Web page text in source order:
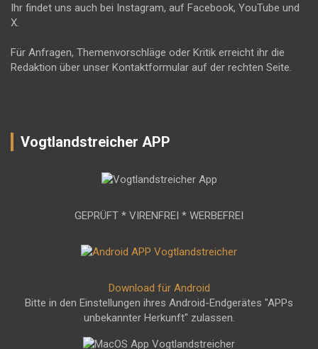
Ihr findet uns auch bei Instagram, auf Facebook, YouTube und
X.
Für Anfragen, Themenvorschläge oder Kritik erreicht ihr die
Redaktion über unser Kontaktformular auf der rechten Seite.
Vogtlandstreicher APP
GEPRÜFT * VIRENFREI * WERBEFREI
Download für Android
Bitte in den Einstellungen ihres Android-Endgerätes "APPs
unbekannter Herkunft" zulassen.